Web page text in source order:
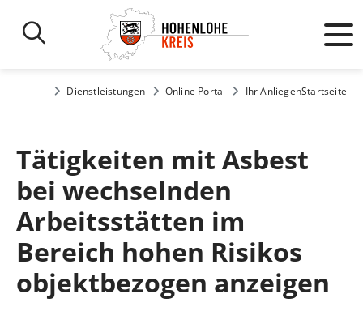
Startseite
Ihr Anliegen
Online Portal
Dienstleistungen
Tätigkeiten mit Asbest
bei wechselnden
Arbeitsstätten im
Bereich hohen Risikos
objektbezogen anzeigen